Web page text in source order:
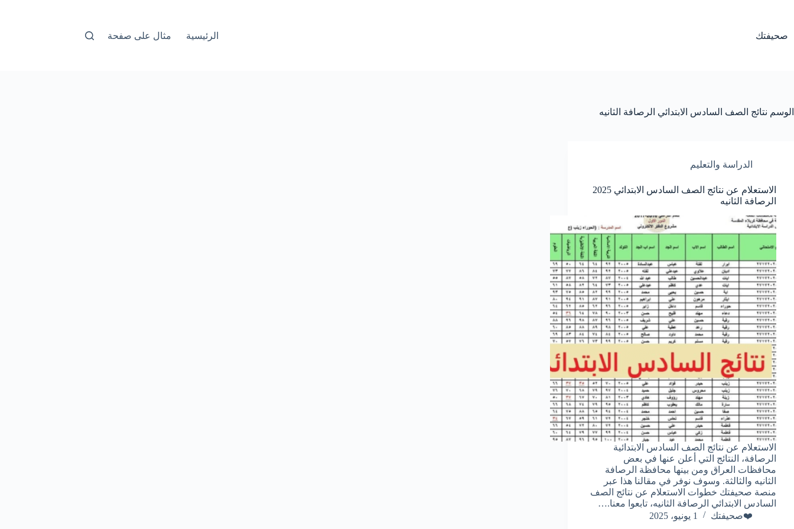
صحيفتك الرئيسية مثال على صفحة
الوسم نتائج الصف السادس الابتدائي الرصافة الثانيه
الدراسة والتعليم
الاستعلام عن نتائج الصف السادس الابتدائي 2025
الرصافة الثانيه
الاستعلام عن نتائج الصف السادس الابتدائية
الرصافة، النتائج التي أعلن عنها في بعض
محافظات العراق ومن بينها محافظة الرصافة
الثانيه والثالثة. وسوف نوفر في مقالنا هذا عبر
منصة صحيفتك خطوات الاستعلام عن نتائج الصف
السادس الابتدائي الرصافة الثانيه، تابعوا معنا.…
❤️صحيفتك
1 يونيو، 2025